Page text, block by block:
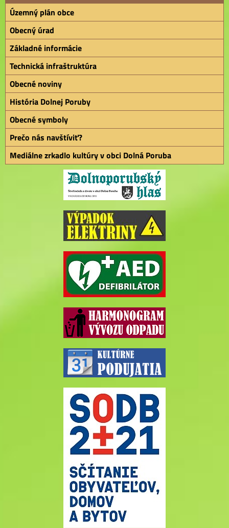
Územný plán obce
Obecný úrad
Základné informácie
Technická infraštruktúra
Obecné noviny
História Dolnej Poruby
Obecné symboly
Prečo nás navštíviť?
Mediálne zrkadlo kultúry v obci Dolná Poruba